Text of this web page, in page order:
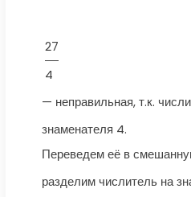
27
4
— неправильная, т.к.
знаменателя 4.
Переведем её в
разделим числитель на